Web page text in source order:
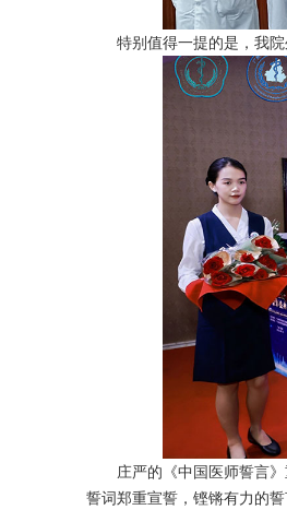
特别值得一提的是，我
庄严的《中国医师誓言
誓词郑重宣誓，铿锵有力的